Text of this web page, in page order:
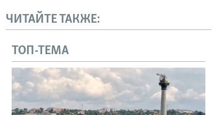
ЧИТАЙТЕ ТАКЖЕ:
ТОП-ТЕМА